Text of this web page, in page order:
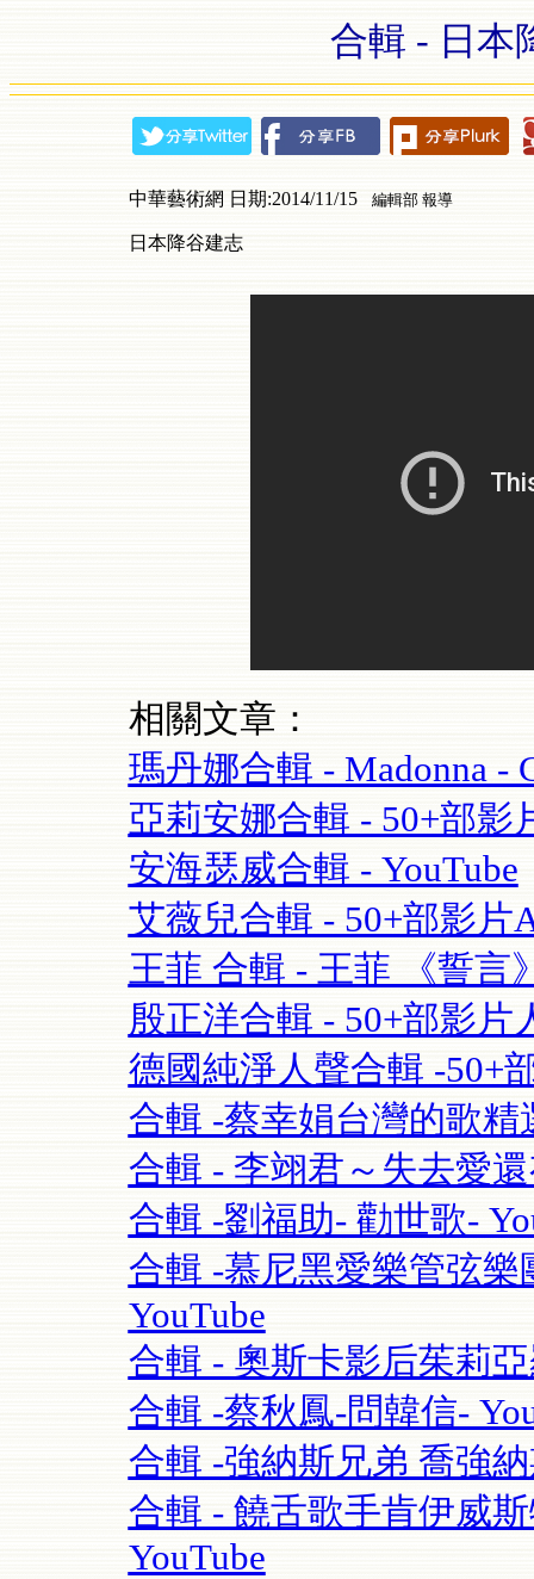
合輯 - 日本
中華藝術網 日期:2014/11/15 編輯部 報導
日本降谷建志
相關文章：
瑪丹娜合輯 - Madonna -
亞莉安娜合輯 - 50+部影
安海瑟威合輯 - YouTube
艾薇兒合輯 - 50+部影片
王菲 合輯 - 王菲 《誓言
殷正洋合輯 - 50+部影片
德國純淨人聲合輯 -50+
合輯 -蔡幸娟台灣的歌精
合輯 - 李翊君～失去愛
合輯 -劉福助- 勸世歌-
合輯 -慕尼黑愛樂管弦樂
YouTube
合輯 - 奧斯卡影后茱莉亞
合輯 -蔡秋鳳-問韓信-
合輯 -強納斯兄弟 喬強納
合輯 - 饒舌歌手肯伊威
YouTube